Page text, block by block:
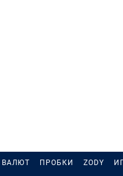
ВАЛЮТ ПРОБКИ ZODY